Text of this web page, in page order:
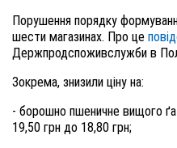
Порушення порядку
шести магазинах. Про це
Держпродспоживслужби в
Зокрема, знизили ціну на:
- борошно пшеничне вищого
19,50 грн до 18,80 грн;